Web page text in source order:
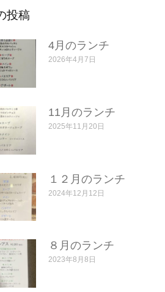
投稿
4月のランチ
2026年4月7日
11月のランチ
2025年11月20日
１２月のランチ
2024年12月12日
８月のランチ
2023年8月8日